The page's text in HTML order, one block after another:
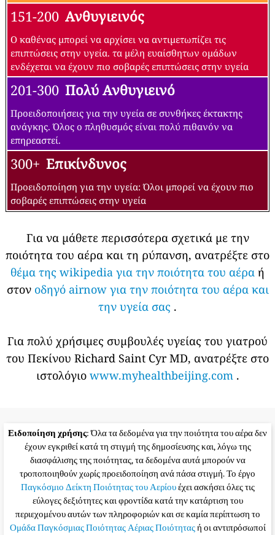
151-200 Ανθυγιεινός
Ο καθένας μπορεί να αρχίσει να αντιμετωπίζει τις
επιπτώσεις στην υγεία. τα μέλη ευαίσθητων ομάδων
ενδέχεται να έχουν πιο σοβαρές επιπτώσεις στην υγεία
201-300 Πολύ Ανθυγιεινό
Προειδοποιήσεις για την υγεία σε συνθήκες έκτακτης
ανάγκης. Όλος ο πληθυσμός είναι πολύ πιθανόν να
επηρεαστεί.
300+ Επικίνδυνος
Προειδοποίηση για την υγεία: Όλοι μπορεί να έχουν πιο
σοβαρές επιπτώσεις στην υγεία
Για να μάθετε περισσότερα σχετικά με την
ποιότητα του αέρα και τη ρύπανση, ανατρέξτε στο
θέμα της wikipedia για την ποιότητα του αέρα ή
στον οδηγό airnow για την ποιότητα του αέρα και
την υγεία σας .
Για πολύ χρήσιμες συμβουλές υγείας του γιατρού
του Πεκίνου Richard Saint Cyr MD, ανατρέξτε στο
ιστολόγιο www.myhealthbeijing.com.
Ειδοποίηση χρήσης: Όλα τα δεδομένα για την ποιότητα του αέρα δεν
έχουν εγκριθεί κατά τη στιγμή της δημοσίευσης και, λόγω της
διασφάλισης της ποιότητας, τα δεδομένα αυτά μπορούν να
τροποποιηθούν χωρίς προειδοποίηση ανά πάσα στιγμή. Το έργο
Παγκόσμιο Δείκτη Ποιότητας του Αερίουέχει ασκήσει όλες τις
εύλογες δεξιότητες και φροντίδα κατά την κατάρτιση του
περιεχομένου αυτών των πληροφοριών και σε καμία περίπτωση το
Ομάδα Παγκόσμιας Ποιότητας Αέριας Ποιότηταςή οι αντιπρόσωποί